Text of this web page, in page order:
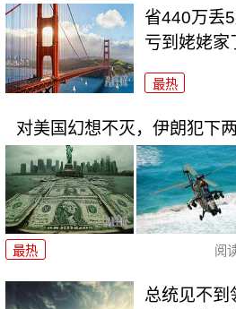
省440万丢
亏到姥姥家
最热
对美国幻想不灭，伊朗犯下
最热 阅
总统见不到